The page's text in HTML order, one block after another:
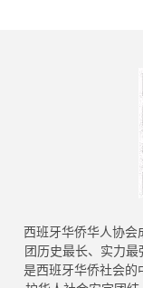
西班牙华侨华人协
团历史最长、实力
是西班牙华侨社会的